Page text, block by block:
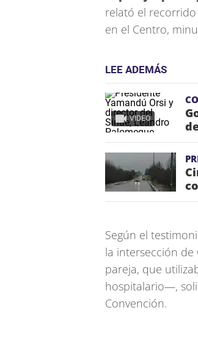
relató el
en el Centro,
LEE ADEMÁS
VIDEO
Según el
la intersección de
pareja, que
hospitalario—,
Convención.